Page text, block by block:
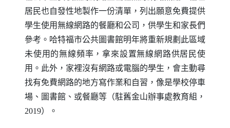
居民也自發性地製作一份清單，列出願意免費提供
學生使用無線網路的餐廳和公司，供學生和家長們
參考。哈特福市公共圖書館明年將重新規劃此區域
未使用的無線頻率，拿來設置無線網路供居民使
用。此外，家裡沒有網路或電腦的學生，會主動尋
找有免費網路的地方寫作業和自習，像是學校停車
場、圖書館、或餐廳等（駐舊金山辦事處教育組，
2019）。